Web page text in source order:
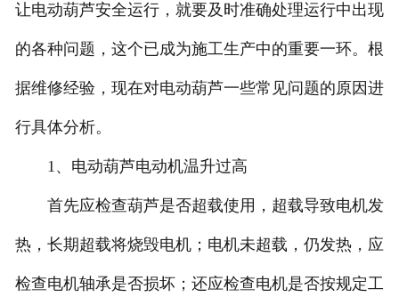
企业文化
联系我们
让电动葫芦安全运行，就要及时准确处理运行中出现
的各种问题，这个已成为施工生产中的重要一环。根
据维修经验，现在对电动葫芦一些常见问题的原因进
行具体分析。
1、电动葫芦电动机温升过高
首先应检查葫芦是否超载使用，超载导致电机发
热，长期超载将烧毁电机；电机未超载，仍发热，应
检查电机轴承是否损坏；还应检查电机是否按规定工